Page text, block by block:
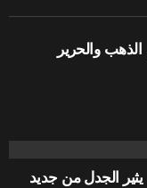
والحرير
الجدل من جديد